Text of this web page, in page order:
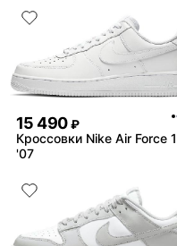
15 490 ₽
Кроссовки Nike Air Force 1
'07